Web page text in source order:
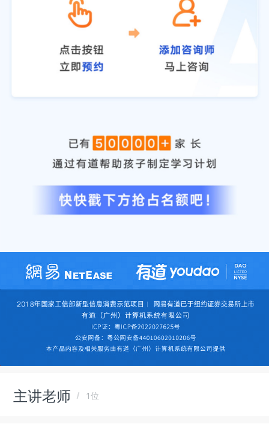
主讲老师 1位